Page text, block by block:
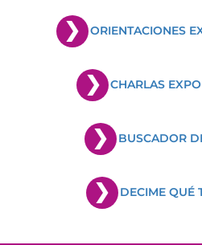
ORIENTACIONES
CHARLAS
BUSCADOR
DECIME QUÉ